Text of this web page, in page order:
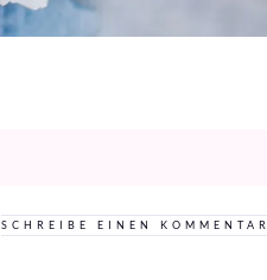
SCHREIBE EINEN KOMMENTAR